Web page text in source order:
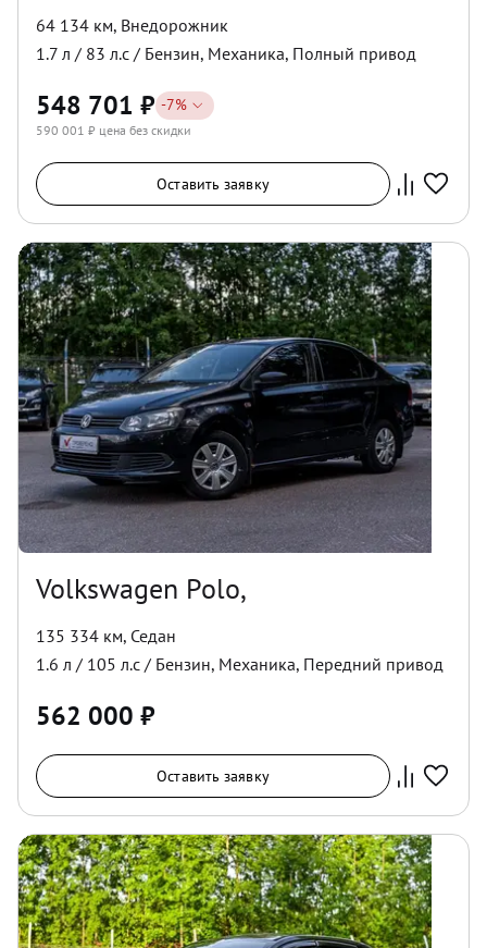
64 134 км, Внедорожник
1.7 л / 83 л.с / Бензин, Механика, Полный привод
548 701 ₽ -7%
590 001 ₽ цена без скидки
Оставить заявку
Volkswagen Polo,
135 334 км, Седан
1.6 л / 105 л.с / Бензин, Механика, Передний привод
562 000 ₽
Оставить заявку